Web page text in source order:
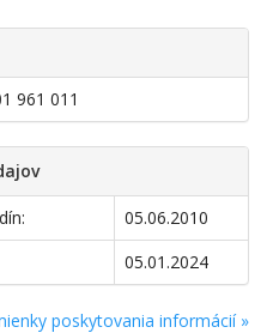
961 011
05.06.2010
05.01.2024
poskytovania informácií »